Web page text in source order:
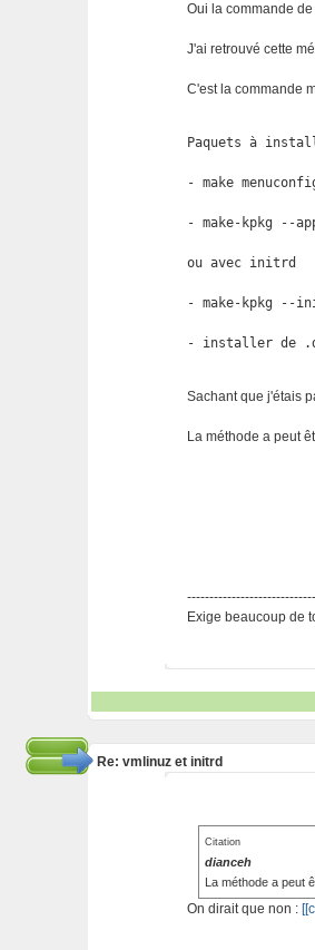
Oui la commande
J'ai retrouvé cette
C'est la commande
Paquets à
- make
- make-kpkg --
ou avec initrd
- make-kpkg --
- installer de
Sachant que j'étais
La méthode a peut
Exige beaucoup de
Re: vmlinuz et initrd
Citation
dianceh
La méthode a peut
On dirait que non :